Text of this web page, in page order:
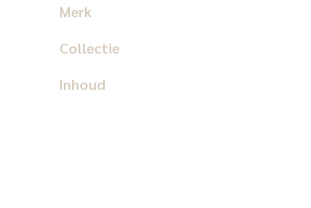
Merk
Collectie
Inhoud